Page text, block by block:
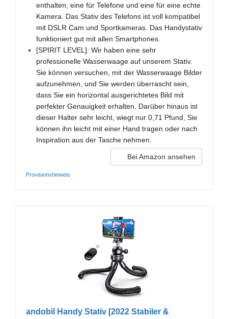
enthalten; eine für Telefone und eine für eine echte
Kamera. Das Stativ des Telefons ist voll kompatibel
mit DSLR Cam und Sportkameras. Das Handystativ
funktioniert gut mit allen Smartphones.
[SPIRIT LEVEL]: Wir haben eine sehr
professionelle Wasserwaage auf unserem Stativ.
Sie können versuchen, mit der Wasserwaage Bilder
aufzunehmen, und Sie werden überrascht sein,
dass Sie ein horizontal ausgerichtetes Bild mit
perfekter Genauigkeit erhalten. Darüber hinaus ist
dieser Halter sehr leicht, wiegt nur 0,71 Pfund, Sie
können ihn leicht mit einer Hand tragen oder nach
Inspiration aus der Tasche nehmen.
Bei Amazon ansehen
Provisionshinweis
andobil Handy Stativ [2022 Stabiler &